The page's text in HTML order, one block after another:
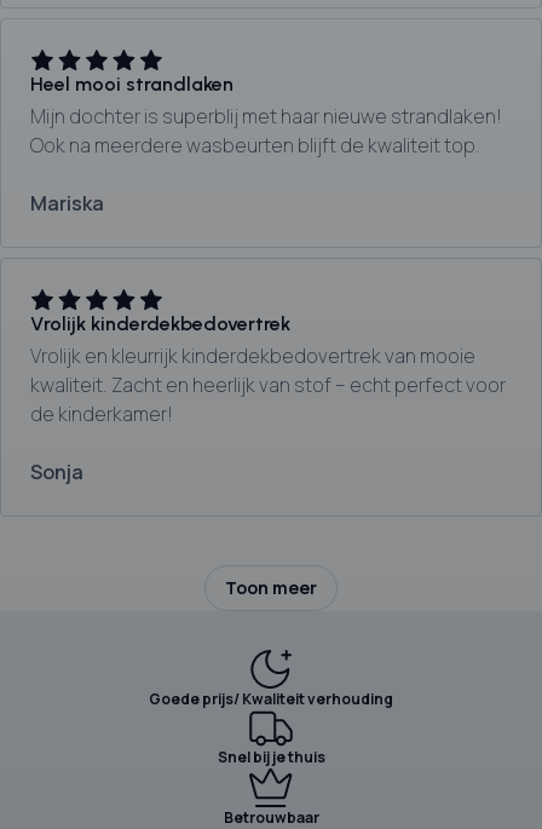
Heel mooi strandlaken
Mijn dochter is superblij met haar nieuwe strandlaken!
Ook na meerdere wasbeurten blijft de kwaliteit top.
Mariska
Vrolijk kinderdekbedovertrek
Vrolijk en kleurrijk kinderdekbedovertrek van mooie
kwaliteit. Zacht en heerlijk van stof – echt perfect voor
de kinderkamer!
Sonja
Toon meer
Goede prijs/ Kwaliteit verhouding
Snel bij je thuis
Betrouwbaar